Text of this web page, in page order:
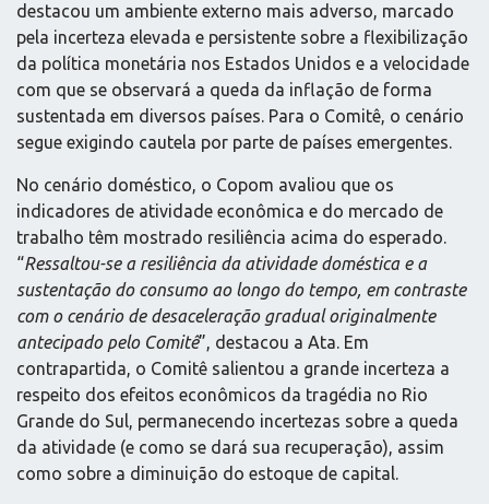
destacou um ambiente externo mais adverso, marcado
pela incerteza elevada e persistente sobre a flexibilização
da política monetária nos Estados Unidos e a velocidade
com que se observará a queda da inflação de forma
sustentada em diversos países. Para o Comitê, o cenário
segue exigindo cautela por parte de países emergentes.
No cenário doméstico, o Copom avaliou que os
indicadores de atividade econômica e do mercado de
trabalho têm mostrado resiliência acima do esperado.
“Ressaltou-se a resiliência da atividade doméstica e a
sustentação do consumo ao longo do tempo, em contraste
com o cenário de desaceleração gradual originalmente
antecipado pelo Comitê”, destacou a Ata. Em
contrapartida, o Comitê salientou a grande incerteza a
respeito dos efeitos econômicos da tragédia no Rio
Grande do Sul, permanecendo incertezas sobre a queda
da atividade (e como se dará sua recuperação), assim
como sobre a diminuição do estoque de capital.